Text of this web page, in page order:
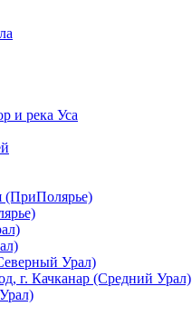
и река Уса
(ПриПолярье)
Урал)
г. Качканар (Средний Урал)